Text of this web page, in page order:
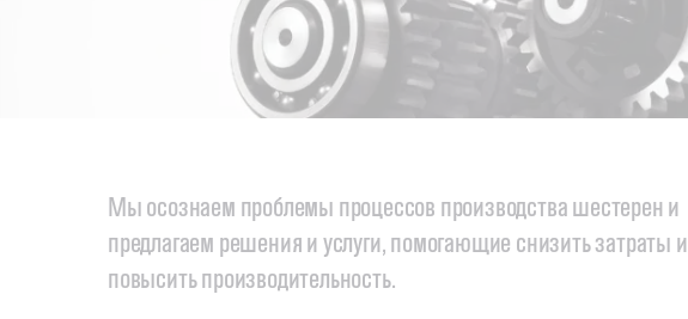
Мы осознаем проблемы процессов производства шестерен и
предлагаем решения и услуги, помогающие снизить затраты и
повысить производительность.